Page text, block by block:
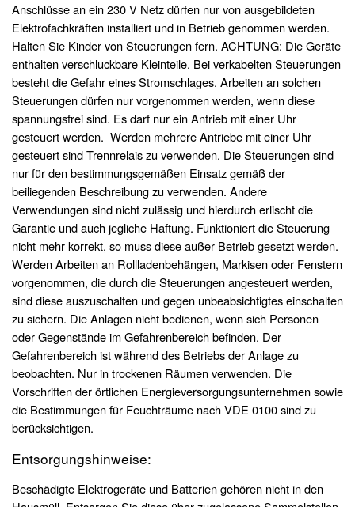
Anschlüsse an ein 230 V Netz dürfen nur von ausgebildeten
Elektrofachkräften installiert und in Betrieb genommen werden.
Halten Sie Kinder von Steuerungen fern. ACHTUNG: Die Geräte
enthalten verschluckbare Kleinteile. Bei verkabelten Steuerungen
besteht die Gefahr eines Stromschlages. Arbeiten an solchen
Steuerungen dürfen nur vorgenommen werden, wenn diese
spannungsfrei sind. Es darf nur ein Antrieb mit einer Uhr
gesteuert werden. Werden mehrere Antriebe mit einer Uhr
gesteuert sind Trennrelais zu verwenden. Die Steuerungen sind
nur für den bestimmungsgemäßen Einsatz gemäß der
beiliegenden Beschreibung zu verwenden. Andere
Verwendungen sind nicht zulässig und hierdurch erlischt die
Garantie und auch jegliche Haftung. Funktioniert die Steuerung
nicht mehr korrekt, so muss diese außer Betrieb gesetzt werden.
Werden Arbeiten an Rollladenbehängen, Markisen oder Fenstern
vorgenommen, die durch die Steuerungen angesteuert werden,
sind diese auszuschalten und gegen unbeabsichtigtes einschalten
zu sichern. Die Anlagen nicht bedienen, wenn sich Personen
oder Gegenstände im Gefahrenbereich befinden. Der
Gefahrenbereich ist während des Betriebs der Anlage zu
beobachten. Nur in trockenen Räumen verwenden. Die
Vorschriften der örtlichen Energieversorgungsunternehmen sowie
die Bestimmungen für Feuchträume nach VDE 0100 sind zu
berücksichtigen.
Entsorgungshinweise:
Beschädigte Elektrogeräte und Batterien gehören nicht in den